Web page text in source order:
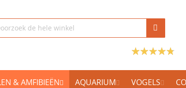
& AMFIBIEËN AQUARIUM VOGELS